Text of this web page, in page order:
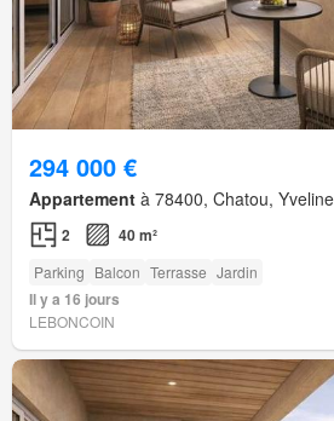
294 000 €
Appartement à 78400, Chatou,
2 40 m²
Parking Balcon Terrasse Jardin
Il y a 16 jours
LEBONCOIN